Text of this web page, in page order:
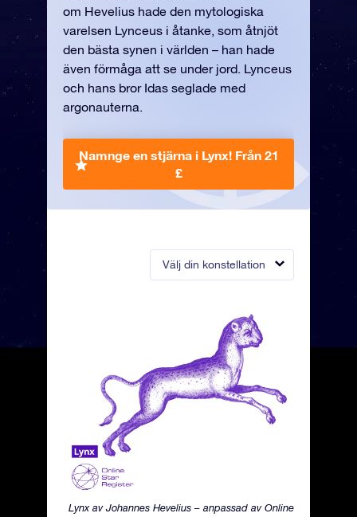
Välj din konstellation
Lynx av Johannes Hevelius – anpassad av Online
om Hevelius hade den mytologiska
varelsen Lynceus i åtanke, som åtnjöt
den bästa synen i världen – han hade
även förmåga att se under jord. Lynceus
och hans bror Idas seglade med
argonauterna.
Namnge en stjärna i Lynx! Från 21
£